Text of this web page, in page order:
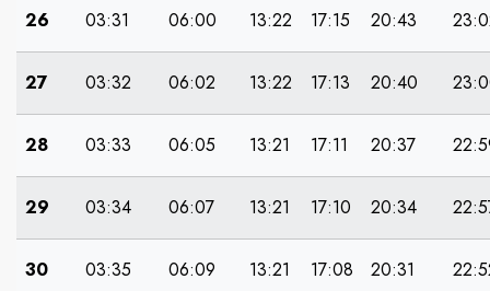
26 03:31 06:00 13:22 17:15 20:43
27 03:32 06:02 13:22 17:13 20:40
28 03:33 06:05 13:21 17:11 20:37
29 03:34 06:07 13:21 17:10 20:34
30 03:35 06:09 13:21 17:08 20:31